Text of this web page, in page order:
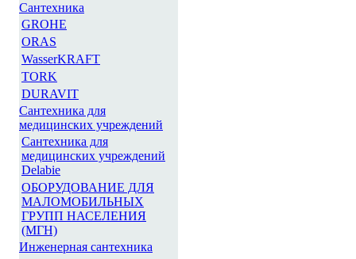
Сантехника
GROHE
ORAS
WasserKRAFT
TORK
DURAVIT
Сантехника для
медицинских учреждений
Сантехника для
медицинских учреждений
Delabie
ОБОРУДОВАНИЕ ДЛЯ
МАЛОМОБИЛЬНЫХ
ГРУПП НАСЕЛЕНИЯ
(МГН)
Инженерная сантехника